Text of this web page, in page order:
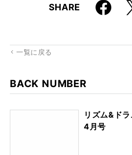
SHARE Faceboo
k
X
一覧に戻る
BACK NUMBER
リズム&ド
4月号